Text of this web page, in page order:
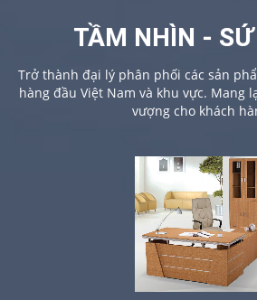
TẦM NHÌN -
Trở thành đại lý phân phối các sản
hàng đầu Việt Nam và khu vực. Mang
vượng cho khách